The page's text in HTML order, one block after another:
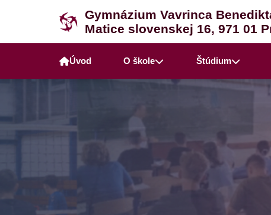
Gymnázium Vavrinca
Matice slovenskej 16, 971 01
Úvod O škole Štúdium